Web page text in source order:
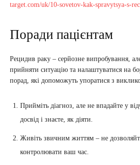
target.com/uk/10-sovetov-kak-spravytsya-s-
Поради пацієнтам
Рецидив раку – серйозне випробування,
прийняти ситуацію та налаштуватися на
порад, які допоможуть упоратися з
Прийміть діагноз, але не впадайте у
досвід і знаєте, як діяти.
Живіть звичним життям – не
контролювати ваш час.